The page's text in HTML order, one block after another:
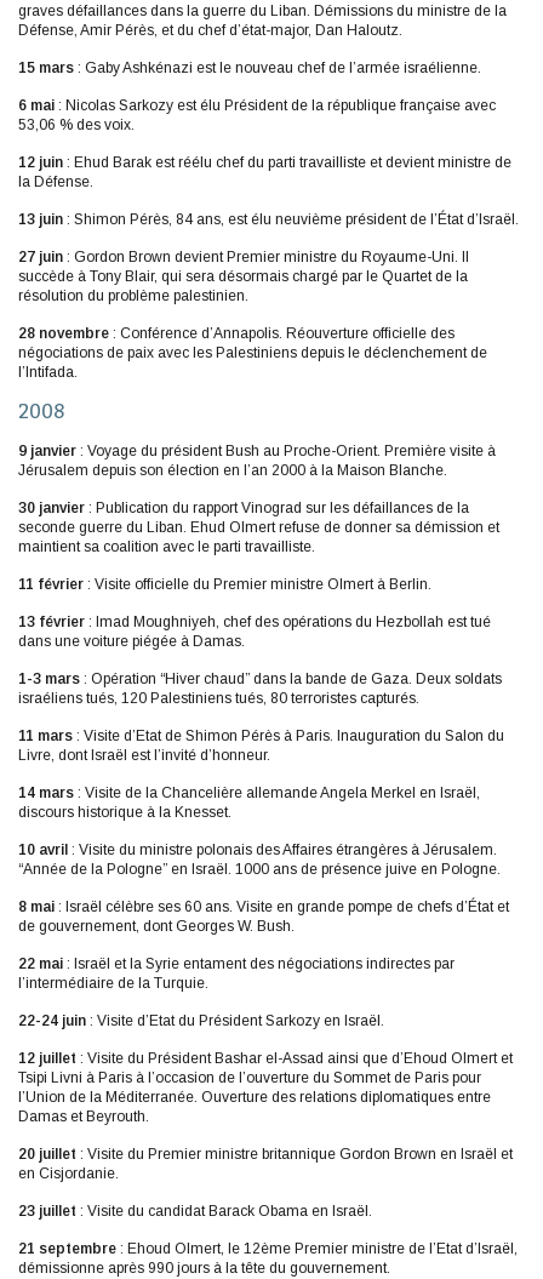
graves défaillances dans la guerre du Liban. Démissions du ministre de la
Défense, Amir Pérès, et du chef d’état-major, Dan Haloutz.
15 mars : Gaby Ashkénazi est le nouveau chef de l’armée israélienne.
6 mai : Nicolas Sarkozy est élu Président de la république française avec
53,06 % des voix.
12 juin : Ehud Barak est réélu chef du parti travailliste et devient ministre de
la Défense.
13 juin : Shimon Pérès, 84 ans, est élu neuvième président de l’État d’Israël.
27 juin : Gordon Brown devient Premier ministre du Royaume-Uni. Il
succède à Tony Blair, qui sera désormais chargé par le Quartet de la
résolution du problème palestinien.
28 novembre : Conférence d’Annapolis. Réouverture officielle des
négociations de paix avec les Palestiniens depuis le déclenchement de
l’Intifada.
2008
9 janvier : Voyage du président Bush au Proche-Orient. Première visite à
Jérusalem depuis son élection en l’an 2000 à la Maison Blanche.
30 janvier : Publication du rapport Vinograd sur les défaillances de la
seconde guerre du Liban. Ehud Olmert refuse de donner sa démission et
maintient sa coalition avec le parti travailliste.
11 février : Visite officielle du Premier ministre Olmert à Berlin.
13 février : Imad Moughniyeh, chef des opérations du Hezbollah est tué
dans une voiture piégée à Damas.
1-3 mars : Opération “Hiver chaud” dans la bande de Gaza. Deux soldats
israéliens tués, 120 Palestiniens tués, 80 terroristes capturés.
11 mars : Visite d’Etat de Shimon Pérès à Paris. Inauguration du Salon du
Livre, dont Israël est l’invité d’honneur.
14 mars : Visite de la Chancelière allemande Angela Merkel en Israël,
discours historique à la Knesset.
10 avril : Visite du ministre polonais des Affaires étrangères à Jérusalem.
“Année de la Pologne” en Israël. 1000 ans de présence juive en Pologne.
8 mai : Israël célèbre ses 60 ans. Visite en grande pompe de chefs d’État et
de gouvernement, dont Georges W. Bush.
22 mai : Israël et la Syrie entament des négociations indirectes par
l’intermédiaire de la Turquie.
22-24 juin : Visite d’Etat du Président Sarkozy en Israël.
12 juillet : Visite du Président Bashar el-Assad ainsi que d’Ehoud Olmert et
Tsipi Livni à Paris à l’occasion de l’ouverture du Sommet de Paris pour
l’Union de la Méditerranée. Ouverture des relations diplomatiques entre
Damas et Beyrouth.
20 juillet : Visite du Premier ministre britannique Gordon Brown en Israël et
en Cisjordanie.
23 juillet : Visite du candidat Barack Obama en Israël.
21 septembre : Ehoud Olmert, le 12ème Premier ministre de l’Etat d’Israël,
démissionne après 990 jours à la tête du gouvernement.